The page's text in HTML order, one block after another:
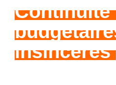
insincères